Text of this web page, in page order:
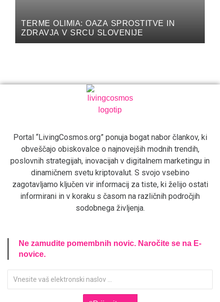
TERME OLIMIA: OAZA SPROSTITVE IN
ZDRAVJA V SRCU SLOVENIJE
Portal “LivingCosmos.org” ponuja bogat nabor člankov, ki
obveščajo obiskovalce o najnovejših modnih trendih,
poslovnih strategijah, inovacijah v digitalnem marketingu in
dinamičnem svetu kriptovalut. S svojo vsebino
zagotavljamo ključen vir informacij za tiste, ki želijo ostati
informirani in v koraku s časom na različnih področjih
sodobnega življenja.
Ne zamudite pomembnih novic. Naročite se na E-
novice.